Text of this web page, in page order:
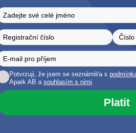
Potvrzuji, že jsem se seznámil/a s
Apark AB a souhlasím s nimi.
Platit